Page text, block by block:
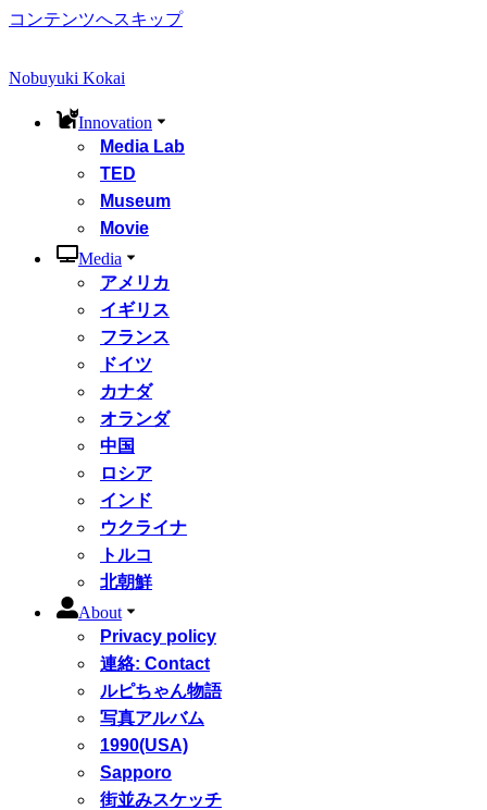
コンテンツへスキップ
Nobuyuki Kokai
Innovation
Media Lab
TED
Museum
Movie
Media
アメリカ
イギリス
フランス
ドイツ
カナダ
オランダ
中国
ロシア
インド
ウクライナ
トルコ
北朝鮮
About
Privacy policy
連絡: Contact
ルピちゃん物語
写真アルバム
1990(USA)
Sapporo
街並みスケッチ